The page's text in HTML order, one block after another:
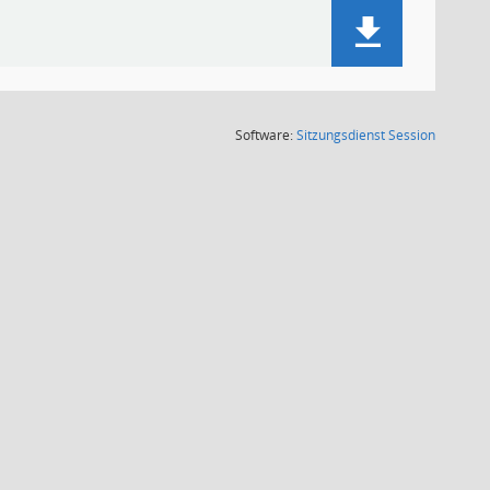
Software:SitzungsdienstSession(Wird in